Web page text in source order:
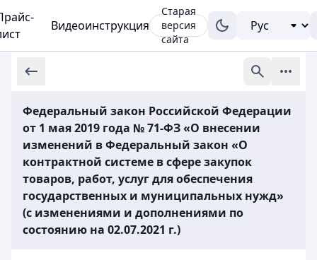
Видеоинструкция
Старая
версия
сайта
Федеральный закон Российской Федерации
от 1 мая 2019 года № 71-ФЗ «О внесении
изменений в Федеральный закон «О
контрактной системе в сфере закупок
товаров, работ, услуг для обеспечения
государственных и муниципальных нужд»
(с изменениями и дополнениями по
состоянию на 02.07.2021 г.)